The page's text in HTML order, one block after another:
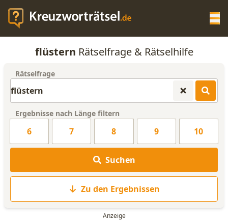
KREUZWORTRÄTSEL-HILFE
WORTLISTE
flüstern Rätselfrage & Rätselhilfe
Rätselfrage
Ergebnisse nach Länge filtern
6 7 8 9 10
Suchen
Zu den Ergebnissen